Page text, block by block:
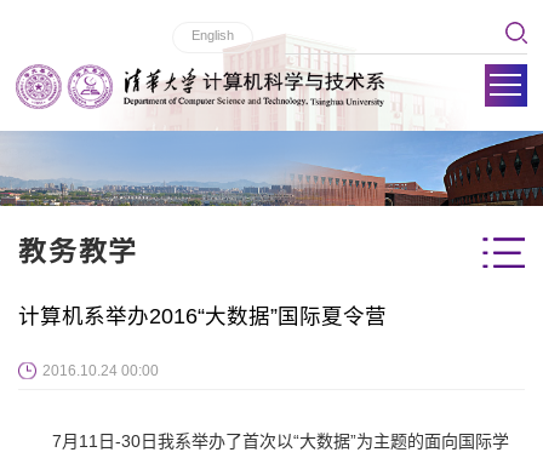
English
计算机系举办2016“大数据”国际夏令营
2016.10.24 00:00
7月11日-30日我系举办了首次以“大数据”为主题的面向国际学
教务教学